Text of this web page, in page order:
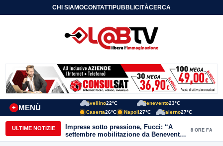
CHI SIAMOCONTATTIPUBBLICITÀCERCA
MENÙ
+
Avellino22°C Benevento23°C
Caserta26°C Napoli27°C Salerno27°C
ULTIME NOTIZIE
Imprese sotto pressione, Fucci: “A
settembre mobilitazione da Benevento
e Avellino”
8 ORE FA